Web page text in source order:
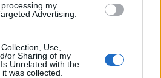
my
Advertising.
Use,
or Sharing of my
Unrelated with the
was collected.